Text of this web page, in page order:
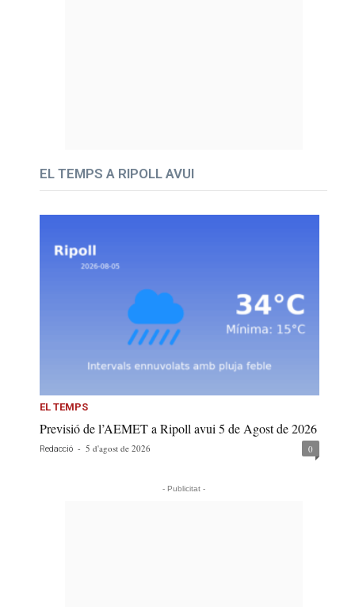
EL TEMPS A RIPOLL AVUI
EL TEMPS
Previsió de l’AEMET a Ripoll avui 5 de Agost de 2026
Redacció - 5 d'agost de 2026 0
- Publicitat -